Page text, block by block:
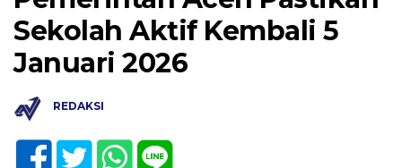
Sekolah Aktif Kembali 5
Januari 2026
REDAKSI